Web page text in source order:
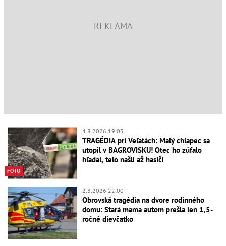
FOTO
4.8.2026 19:05
TRAGÉDIA pri Veľatách: Malý chlapec sa
utopil v BAGROVISKU! Otec ho zúfalo
hľadal, telo našli až hasiči
2.8.2026 22:00
Obrovská tragédia na dvore rodinného
domu: Stará mama autom prešla len 1,5-
ročné dievčatko